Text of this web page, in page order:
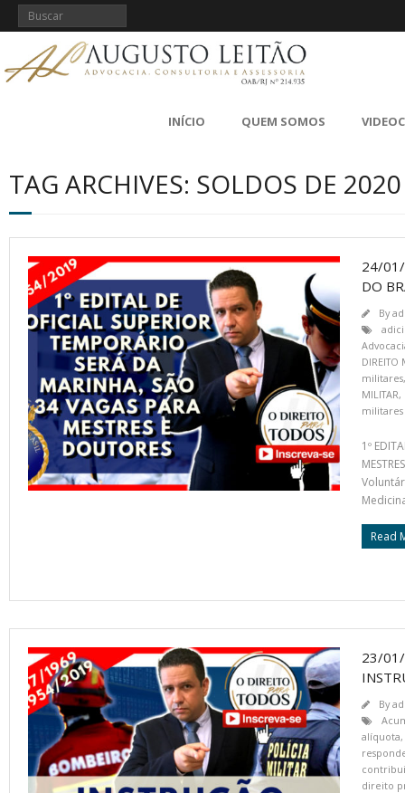
INÍCIO QUEM SOMOS
TAG ARCHIVES: SOLDOS DE 2020
24/01/
DO
By
DIREITO
militares
MILITAR,
militares
1º
Read
23/01/
By
alíquota,
direito